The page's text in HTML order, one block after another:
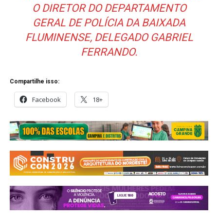
O DIRETOR DO DEPARTAMENTO
GERAL DE POLÍCIA DA BAIXADA
FLUMINENSE, DELEGADO GABRIEL
FERRANDO.
Compartilhe isso:
Facebook 18+